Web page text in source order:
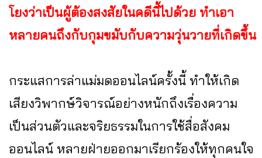
โยงว่าเป็นผู้ต้องสงสัยในคดีนี้ไปด้วย ทำเอา
หลายคนถึงกับกุมขมับกับความวุ่นวายที่เกิดขึ้น
กระแสการล่าแม่มดออนไลน์ครั้งนี้ ทำให้เกิด
เสียงวิพากษ์วิจารณ์อย่างหนักถึงเรื่องความ
เป็นส่วนตัวและจริยธรรมในการใช้สื่อสังคม
ออนไลน์ หลายฝ่ายออกมาเรียกร้องให้ทุกคนใจ